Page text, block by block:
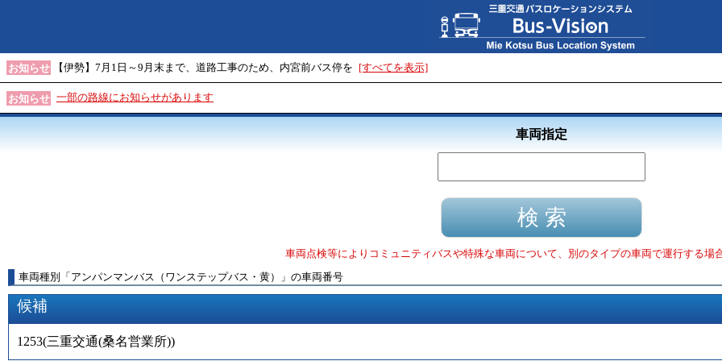
お知らせ 【伊勢】7月1日～9月末まで、道路工事のため、内宮前バス停を [すべてを表示]
お知らせ 一部の路線にお知らせがあります
車両指定
車両点検等によりコミュニティバスや特殊な車両について、別のタイプの車両で運行する場
車両種別
「 アンパンマンバス（ワンステップバス・黄） 」 の車両番号
候補
1253(三重交通(桑名営業所))